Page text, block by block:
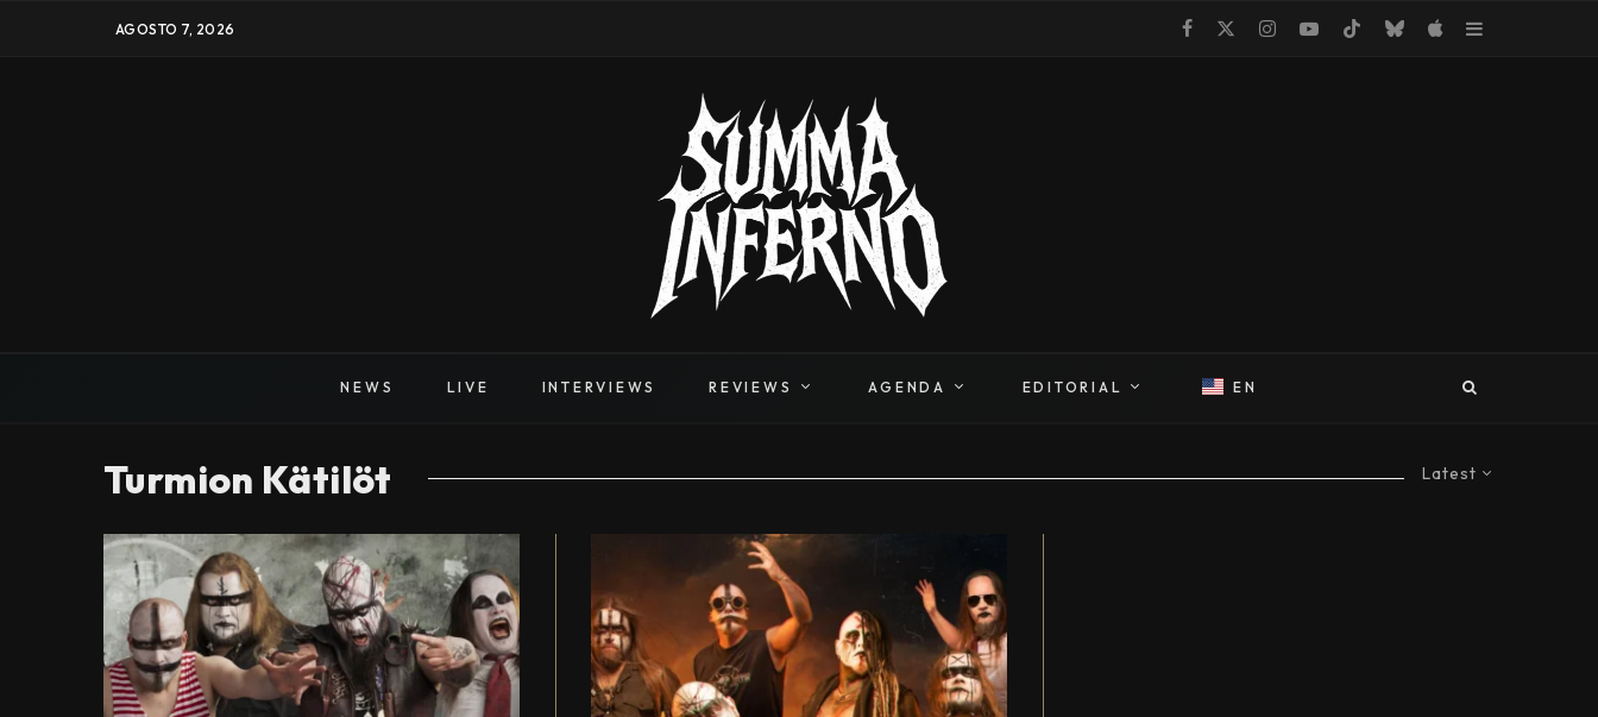
AGOSTO 7, 2026
NEWS LIVE INTERVIEWS REVIEWS AGENDA EDITORIAL EN
Latest
Turmion Kätilöt